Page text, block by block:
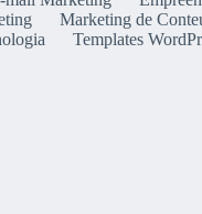
Marketing de
Templates